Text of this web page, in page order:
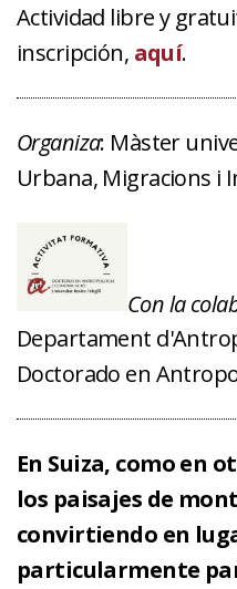
Actividad libre y
inscripción, aquí.
Organiza: Màster
Urbana, Migracions i
Con la
Departament
Doctorado en
En Suiza, como en
los paisajes de
convirtiendo en
particularmente